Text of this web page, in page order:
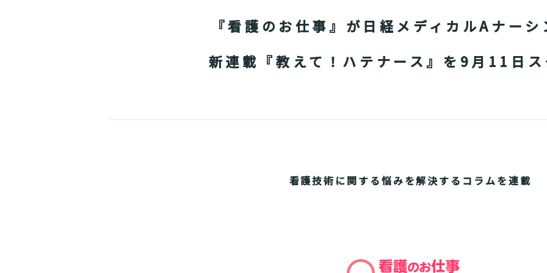
『看護のお仕事』が日経メディカルAナー
新連載『教えて！ハテナース』を9月11日
看護技術に関する悩みを解決するコラムを連載